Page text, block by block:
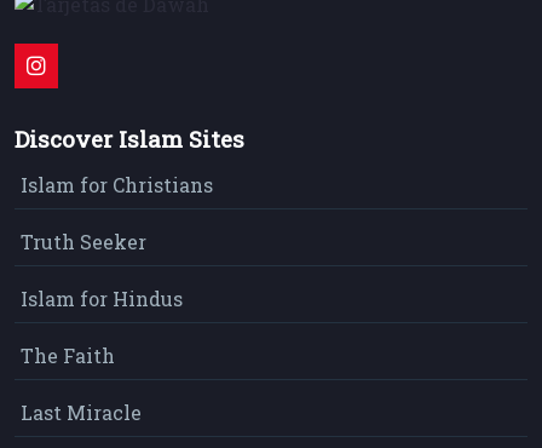
Discover Islam Sites
Islam for Christians
Truth Seeker
Islam for Hindus
The Faith
Last Miracle